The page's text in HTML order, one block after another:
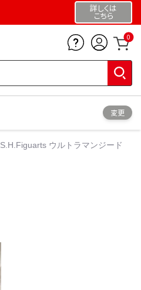
詳しくは
こちら
0
変更
S.H.Figuarts ウルトラマンジード